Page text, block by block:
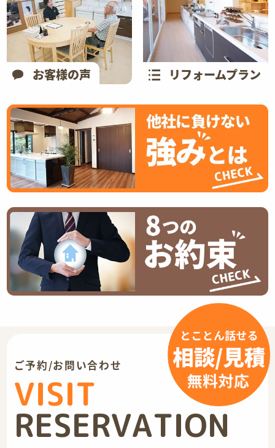
お客様の声 リフォームプラン
ご予約/お問い合わせ
VISIT
RESERVATION